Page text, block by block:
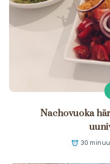
Nachovuoka
30